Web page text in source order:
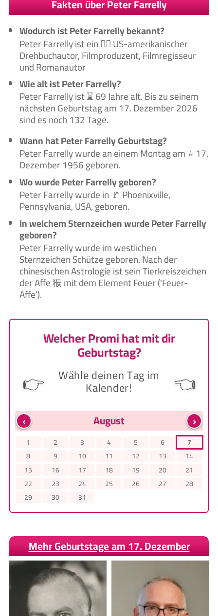
Fakten über Peter Farrelly
Wodurch ist Peter Farrelly bekannt?
Peter Farrelly ist ein 🙋‍♂️ US-amerikanischer
Drehbuchautor, Filmproduzent, Filmregisseur
und Romanautor
Wie alt ist Peter Farrelly?
Peter Farrelly ist ⌛ 69 Jahre alt. Bis zu seinem
nächsten Geburtstag am 17. Dezember 2026
sind es noch 132 Tage.
Wann hat Peter Farrelly Geburtstag?
Peter Farrelly wurde an einem Montag am ⭐ 17.
Dezember 1956 geboren.
Wo wurde Peter Farrelly geboren?
Peter Farrelly wurde in 🚩 Phoenixville,
Pennsylvania, USA, geboren.
In welchem Sternzeichen wurde Peter Farrelly
geboren?
Peter Farrelly wurde im westlichen
Sternzeichen Schütze geboren. Nach der
chinesischen Astrologie ist sein Tierkreiszeichen
der Affe 猴 mit dem Element Feuer ('Feuer-
Affe').
Welcher Promi hat mit dir
Geburtstag?
👉 Wähle deinen Tag im
Kalender! 👈
‹ ›
August
1 2 3 4 5 6
7
8
9 10 11 12 13
14
15
16 17 18 19 20
21
22
23 24 25 26 27
28
29
30 31
Mehr Geburtstage am 17. Dezember